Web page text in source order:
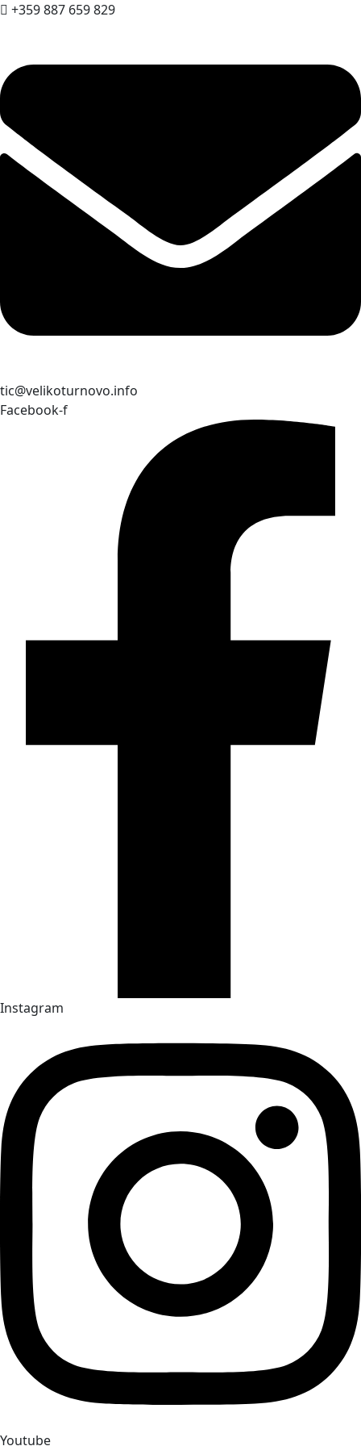
+359 887 659 829
tic@velikoturnovo.info
Facebook-f
Instagram
Youtube